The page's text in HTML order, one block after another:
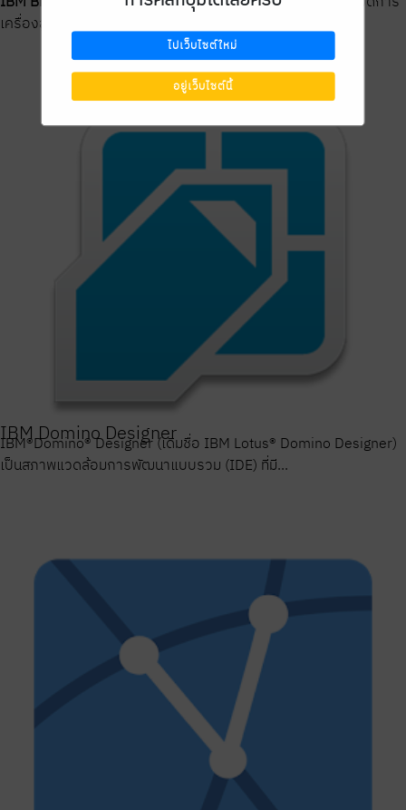
เครื่องลูกข่ายในทุกรูปแบบ ไม่ว่า...
IBM Domino Designer
IBM®Domino® Designer (เดิมชื่อ IBM Lotus® Domino Designer)
เป็นสภาพแวดล้อมการพัฒนาแบบรวม (IDE) ที่มี...
ไปเว็บไซต์ใหม่
อยู่เว็บไซต์นี้